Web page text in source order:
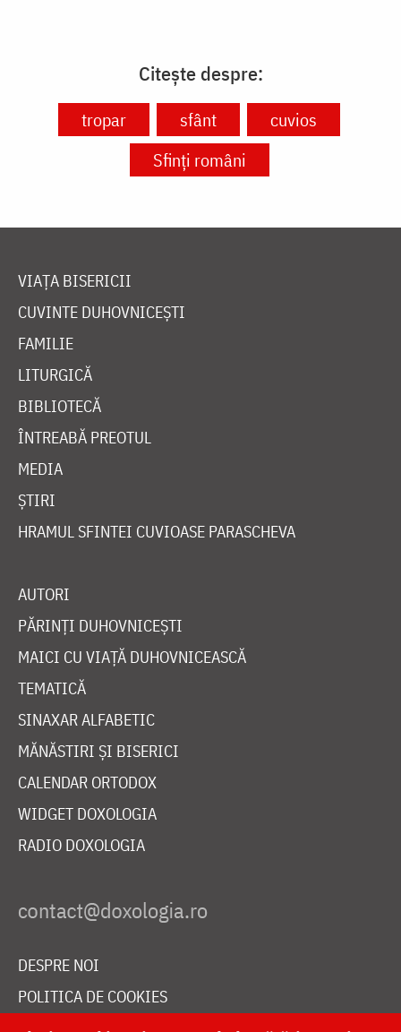
Citește despre:
tropar sfânt
cuvios
Sfinți români
VIAȚA BISERICII
CUVINTE DUHOVNICEȘTI
FAMILIE
LITURGICĂ
BIBLIOTECĂ
ÎNTREABĂ PREOTUL
MEDIA
ȘTIRI
HRAMUL SFINTEI CUVIOASE PARASCHEVA
AUTORI
PĂRINȚI DUHOVNICEȘTI
MAICI CU VIAȚĂ DUHOVNICEASCĂ
TEMATICĂ
SINAXAR ALFABETIC
MĂNĂSTIRI ȘI BISERICI
CALENDAR ORTODOX
WIDGET DOXOLOGIA
RADIO DOXOLOGIA
DESPRE NOI
POLITICA DE COOKIES